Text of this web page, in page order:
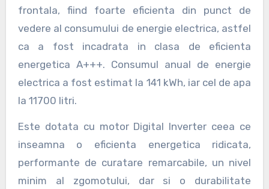
frontala, fiind foarte eficienta din punct de
vedere al consumului de energie electrica, astfel
ca a fost incadrata in clasa de eficienta
energetica A+++. Consumul anual de energie
electrica a fost estimat la 141 kWh, iar cel de apa
la 11700 litri.
Este dotata cu motor Digital Inverter ceea ce
inseamna o eficienta energetica ridicata,
performante de curatare remarcabile, un nivel
minim al zgomotului, dar si o durabilitate